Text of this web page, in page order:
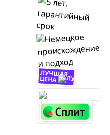
ЛУЧШАЯ
ЦЕНА